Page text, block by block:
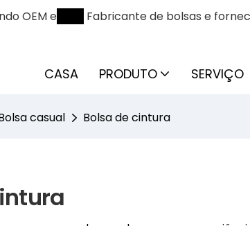
OEM e
Fabricante de bolsas e
CASA PRODUTO SERVIÇO
casual Bolsa de cintura